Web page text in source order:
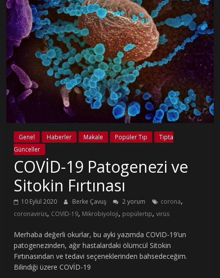
Genel Haberler Makale Popüler Tıp
Tıpta
Günceller
COVİD-19 Patogenezi ve
Sitokin Fırtınası
10 Eylül 2020 Berke Çavuş 2 yorum corona,
coronavirüs, COVID-19, Mikrobiyoloji, popülertıp,virüs
Merhaba değerli okurlar, bu ayki yazımda COVID-19’un
patogenezinden, ağır hastalardaki ölümcül Sitokin
Fırtınasından ve tedavi seçeneklerinden bahsedeceğim.
Bilindiği üzere COVİD-19